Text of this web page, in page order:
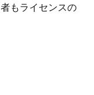
もライセンスの